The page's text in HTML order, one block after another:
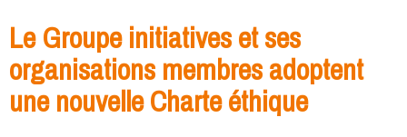
Le Groupe initiatives et ses
organisations membres adoptent
une nouvelle Charte éthique